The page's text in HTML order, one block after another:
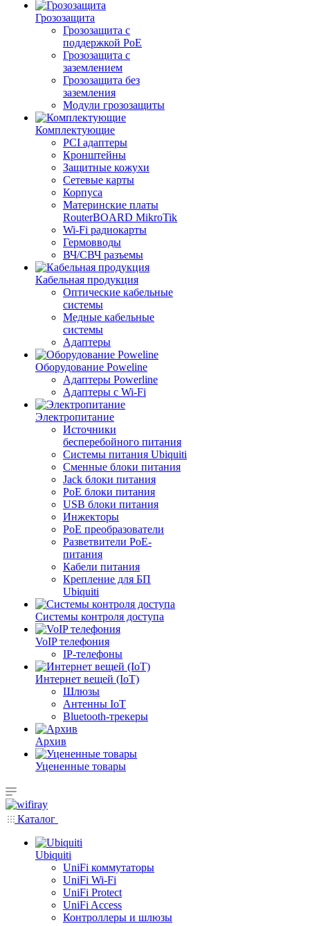
Грозозащита
Грозозащита с
поддержкой PoE
Грозозащита с
заземлением
Грозозащита без
заземления
Модули грозозащиты
Комплектующие
PCI адаптеры
Кронштейны
Защитные кожухи
Сетевые карты
Корпуса
Материнские платы
RouterBOARD MikroTik
Wi-Fi радиокарты
Гермовводы
ВЧ/СВЧ разъемы
Кабельная продукция
Оптические кабельные
системы
Медные кабельные
системы
Адаптеры
Оборудование Poweline
Адаптеры Powerline
Адаптеры с Wi-Fi
Электропитание
Источники
бесперебойного питания
Системы питания Ubiquiti
Сменные блоки питания
Jack блоки питания
PoE блоки питания
USB блоки питания
Инжекторы
PoE преобразователи
Разветвители PoE-
питания
Кабели питания
Крепление для БП
Ubiquiti
Системы контроля доступа
VoIP телефония
IP-телефоны
Интернет вещей (IoT)
Шлюзы
Антенны IoT
Bluetooth-трекеры
Архив
Уцененные товары
Каталог
Ubiquiti
UniFi коммутаторы
UniFi Wi-Fi
UniFi Protect
UniFi Access
Контроллеры и шлюзы